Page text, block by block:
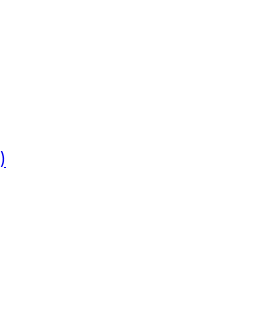
)